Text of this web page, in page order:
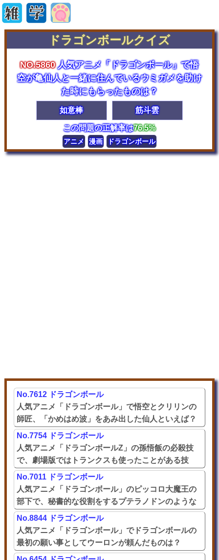
ドラゴンボールクイズ
NO.5860人気アニメ「ドラゴンボール」で悟
空が亀仙人と一緒に住んでいるウミガメを助け
た時にもらったものは？
如意棒 筋斗雲
この問題の正解率は76.5%
アニメ 漫画 ドラゴンボール
No.7612 ドラゴンボール
人気アニメ「ドラゴンボール」で悟空とクリリンの
師匠、「かめはめ波」をあみ出した仙人といえば？
No.7754 ドラゴンボール
人気アニメ「ドラゴンボールZ」の孫悟飯の必殺技
で、劇場版ではトランクスも使ったことがある技
は？
No.7011 ドラゴンボール
人気アニメ「ドラゴンボール」のピッコロ大魔王の
部下で、秘書的な役割をするプテラノドンのような
魔族と言えば？
No.8844 ドラゴンボール
人気アニメ「ドラゴンボール」でドラゴンボールの
最初の願い事としてウーロンが頼んだものは？